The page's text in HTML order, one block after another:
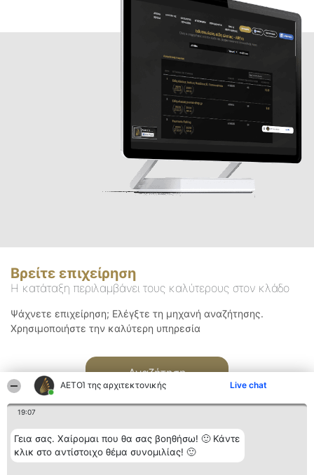
ΑΕΤΟΊ της αρχιτεκτονικής Live chat
19:07
Γεια σας. Χαίρομαι που θα σας βοηθήσω! 🙂 Κάντε
κλικ στο αντίστοιχο θέμα συνομιλίας! 🙂
Βρείτε επιχείρηση
Η κατάταξη περιλαμβάνει τους καλύτερους στον κλάδο
Ψάχνετε επιχείρηση; Ελέγξτε τη μηχανή αναζήτησης.
Χρησιμοποιήστε την καλύτερη υπηρεσία
Αναζήτηση